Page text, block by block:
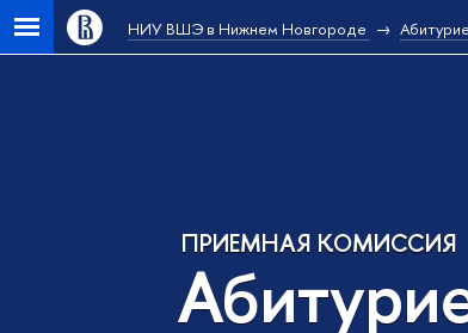
НИУ ВШЭ в Нижнем Новгороде
ПРИЕМНАЯ КОМИССИЯ